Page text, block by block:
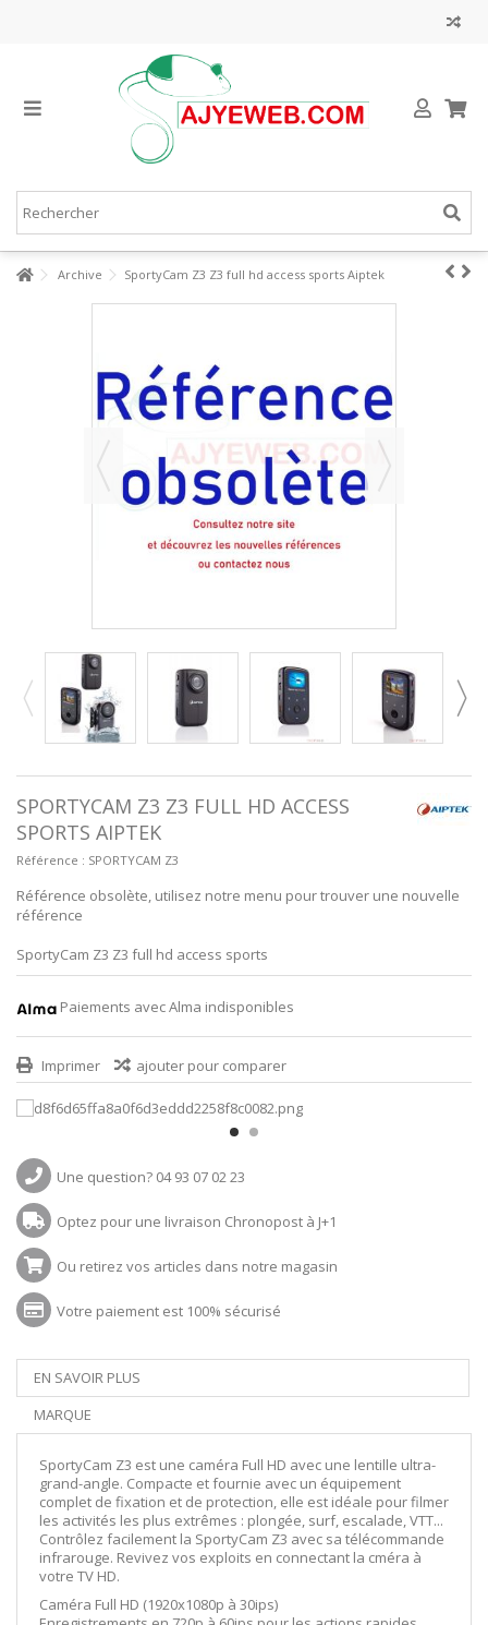
Archive SportyCam Z3 Z3 full hd access sports Aiptek
SPORTYCAM Z3 Z3 FULL HD ACCESS
SPORTS AIPTEK
Référence : SPORTYCAM Z3
Référence obsolète, utilisez notre menu pour trouver une nouvelle
référence
SportyCam Z3 Z3 full hd access sports
Paiements avec Alma indisponibles
Imprimer ajouter pour comparer
Une question? 04 93 07 02 23
Optez pour une livraison Chronopost à J+1
Ou retirez vos articles dans notre magasin
Votre paiement est 100% sécurisé
EN SAVOIR PLUS
MARQUE
SportyCam Z3 est une caméra Full HD avec une lentille ultra-
grand-angle. Compacte et fournie avec un équipement
complet de fixation et de protection, elle est idéale pour filmer
les activités les plus extrêmes : plongée, surf, escalade, VTT...
Contrôlez facilement la SportyCam Z3 avec sa télécommande
infrarouge. Revivez vos exploits en connectant la cméra à
votre TV HD.
Caméra Full HD (1920x1080p à 30ips)